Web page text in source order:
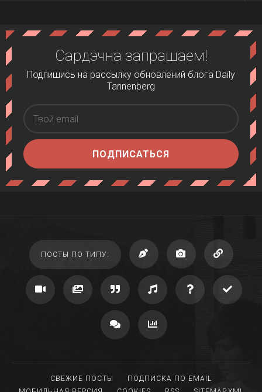
Сардэчна запрашаем!
Подпишись на рассылку обновлений блога Daily
Tannenberg
ПОДПИСАТЬСЯ
ПОСТЫ ПО ТИПУ:
СВЕЖИЕ ПОСТЫ
ПОДПИСКА ПО EMAIL